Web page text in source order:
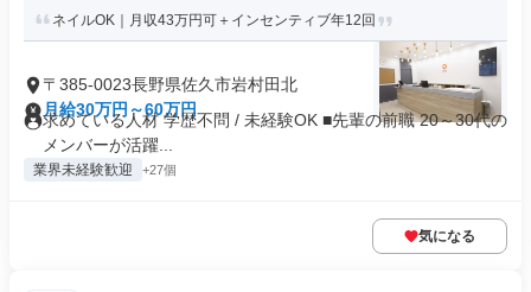
ネイルOK｜月収43万円可＋インセンティブ年12回
〒385-0023長野県佐久市岩村田北
月給30万円～60万円
求めている人材 学歴不問 / 未経験OK ■先輩の前職 20～30代の
メンバーが活躍...
業界未経験歓迎 +27個
気になる